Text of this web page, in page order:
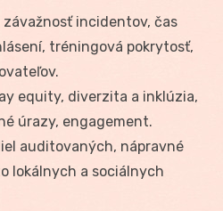
závažnosť incidentov, čas
tréningová pokrytosť,
equity, diverzita a inklúzia,
úrazy, engagement.
auditovaných, nápravné
lokálnych a sociálnych